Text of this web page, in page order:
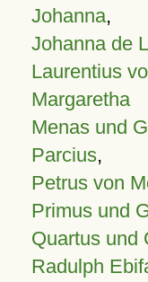
Johanna,
Johanna de
Laurentius
Margaretha
Menas und
Parcius,
Petrus von
Primus und
Quartus und
Radulph